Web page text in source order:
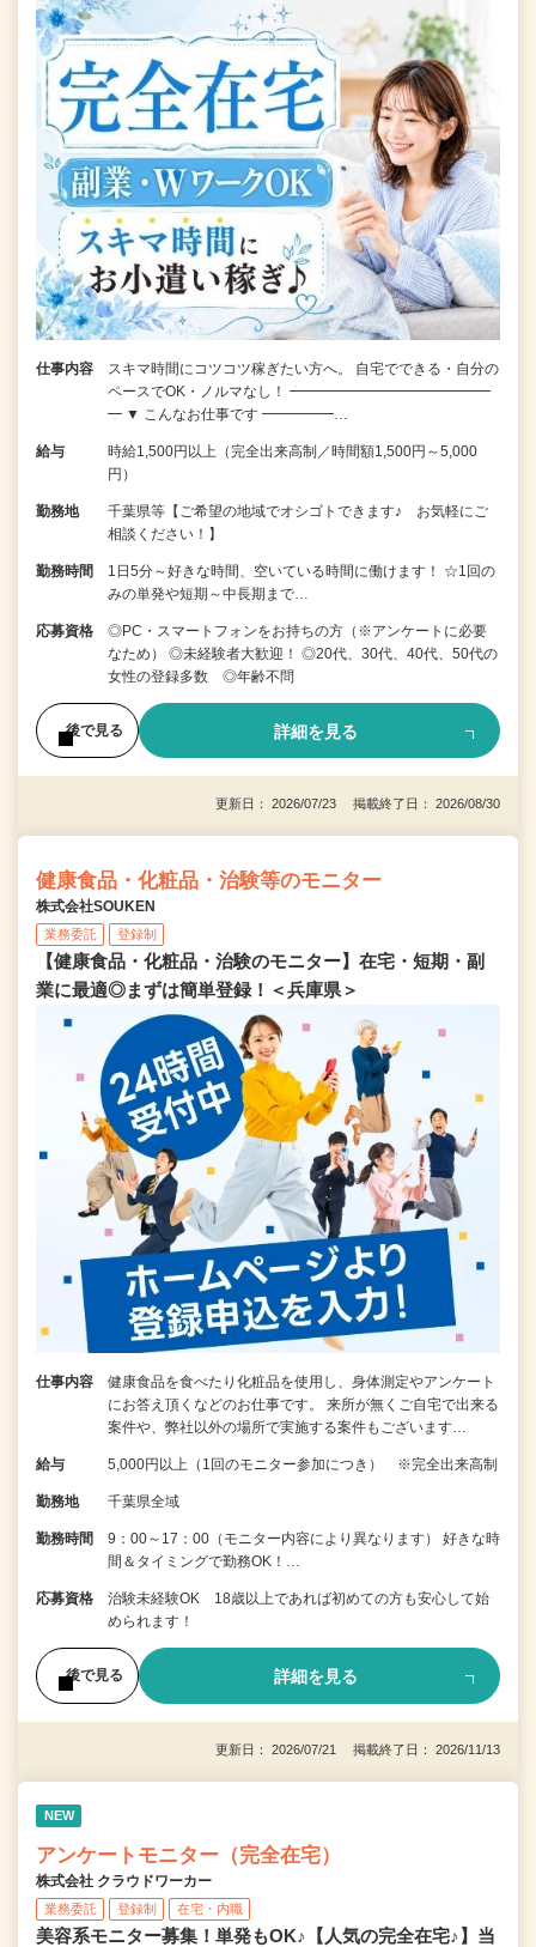
仕事内容
スキマ時間にコツコツ稼ぎたい方へ。 自宅でできる・自分の
ペースでOK・ノルマなし！ ━━━━━━━━━━━━━━
━ ▼ こんなお仕事です ━━━━━…
給与
時給1,500円以上（完全出来高制／時間額1,500円～5,000
円）
勤務地
千葉県等【ご希望の地域でオシゴトできます♪ お気軽にご
相談ください！】
勤務時間
1日5分～好きな時間、空いている時間に働けます！ ☆1回の
みの単発や短期～中長期まで…
応募資格
◎PC・スマートフォンをお持ちの方（※アンケートに必要
なため） ◎未経験者大歓迎！ ◎20代、30代、40代、50代の
女性の登録多数 ◎年齢不問
後で見る 詳細を見る
更新日： 2026/07/23 掲載終了日： 2026/08/30
健康食品・化粧品・治験等のモニター
株式会社SOUKEN
業務委託 登録制
【健康食品・化粧品・治験のモニター】在宅・短期・副
業に最適◎まずは簡単登録！＜兵庫県＞
仕事内容
健康食品を食べたり化粧品を使用し、身体測定やアンケート
にお答え頂くなどのお仕事です。 来所が無くご自宅で出来る
案件や、弊社以外の場所で実施する案件もございます…
給与 5,000円以上（1回のモニター参加につき） ※完全出来高制
勤務地 千葉県全域
勤務時間
9：00～17：00（モニター内容により異なります） 好きな時
間＆タイミングで勤務OK！…
応募資格
治験未経験OK 18歳以上であれば初めての方も安心して始
められます！
後で見る 詳細を見る
更新日： 2026/07/21 掲載終了日： 2026/11/13
NEW
アンケートモニター（完全在宅）
株式会社 クラウドワーカー
業務委託 登録制 在宅・内職
美容系モニター募集！単発もOK♪【人気の完全在宅♪】当